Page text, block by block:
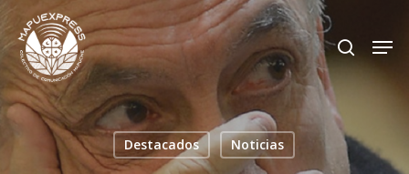
Skip
to
main
content
search
Destacados Noticias
Close
Menu